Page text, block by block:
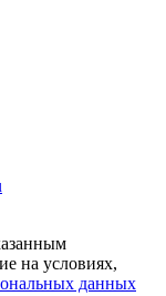
на условиях,
данных